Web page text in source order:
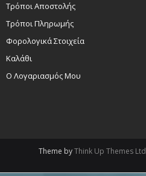
Τρόποι Αποστολής
Τρόποι Πληρωμής
Φορολογικά Στοιχεία
Καλάθι
Ο Λογαριασμός Μου
Theme byThink Up Themes Ltd